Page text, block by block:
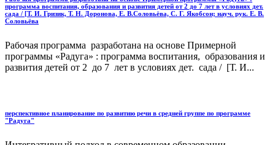
программа воспитания, образования и развития детей от 2 до 7 лет в условиях дет.
сада / [Т. И. Гризик, Т. Н. Доронова, Е. В.Соловьёва, С. Г. Якобсон; науч. рук. Е. В.
Соловьёва
Рабочая программа разработана на основе Примерной
программы «Радуга» : программа воспитания, образования и
развития детей от 2 до 7 лет в условиях дет. сада / [Т. И...
перспективное планирование по развитию речи в средней группе по программе
"Радуга"